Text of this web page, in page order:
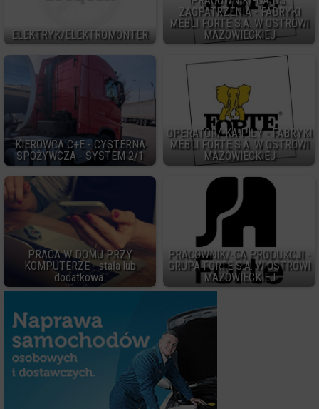
ELEKTRYK/ELEKTROMONTER
ZAOPATRZENIA - FABRYKI
MEBLI FORTE S.A. W OSTROWI
MAZOWIECKIEJ
KIEROWCA C+E - CYSTERNA
SPOŻYWCZA - SYSTEM 2/1
OPERATOR/-KA PIŁY - FABRYKI
MEBLI FORTE S.A. W OSTROWI
MAZOWIECKIEJ
PRACA W DOMU PRZY
KOMPUTERZE - stała lub
dodatkowa.
PRACOWNIK/-CA PRODUKCJI -
GRUPA FORTE S.A. W OSTROWI
MAZOWIECKIEJ